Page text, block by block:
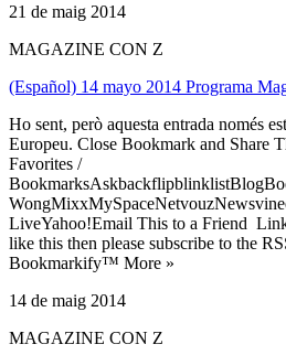
21 de maig 2014
MAGAZINE CON Z
(Español) 14 mayo 2014 Programa
Ho sent, però aquesta entrada només
Europeu. Close Bookmark and Share
Favorites /
LiveYahoo!Email This to a Friend
like this then please subscribe to the
Bookmarkify™ More »
14 de maig 2014
MAGAZINE CON Z